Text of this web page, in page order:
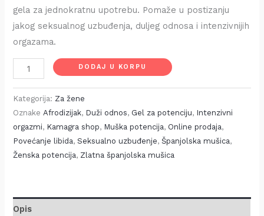
gela za jednokratnu upotrebu. Pomaže u postizanju
jakog seksualnog uzbuđenja, duljeg odnosa i intenzivnijih
orgazama.
DODAJ U KORPU
Kategorija: Za žene
OznakeAfrodizijak, Duži odnos, Gel za potenciju, Intenzivni
orgazmi, Kamagra shop, Muška potencija, Online prodaja,
Povećanje libida,Seksualno uzbuđenje,Španjolska mušica,
Ženska potencija, Zlatna španjolska mušica
Opis